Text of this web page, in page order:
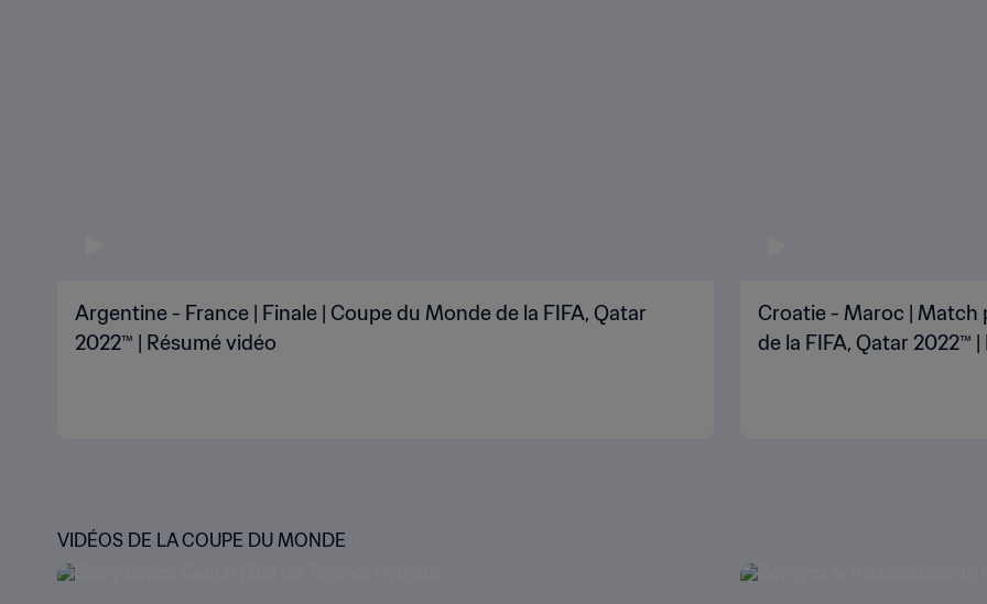
Argentine - France | Finale | Coupe du Monde de la FIFA, Qatar
2022™ | Résumé vidéo
Croatie - Maroc | Match
de la FIFA, Qatar 2022™
VIDÉOS DE LA COUPE DU MONDE